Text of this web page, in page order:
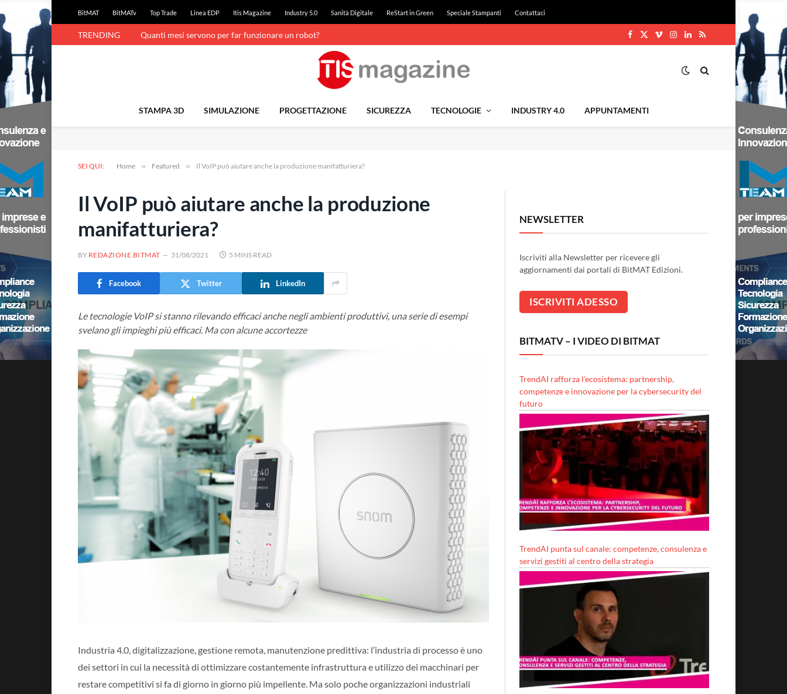
BitMAT BitMATv Top Trade Linea EDP Itis Magazine Industry 5.0 Sanità Digitale ReStart in Green Speciale Stampanti Contattaci
TRENDING Quanti mesi servono per far funzionare un robot?
Facebook
X
VimeoInstagram
LinkedIn
RSS
STAMPA 3D SIMULAZIONE PROGETTAZIONE SICUREZZA TECNOLOGIE INDUSTRY 4.0 APPUNTAMENTI
SEI QUI: Home » Featured » Il VoIP può aiutare anche la produzione manifatturiera?
Il VoIP può aiutare anche la produzione
manifatturiera?
BY REDAZIONE BITMAT 31/08/2021 5 MINS READ
Facebook Twitter LinkedIn
Le tecnologie VoIP si stanno rilevando efficaci anche negli ambienti produttivi, una serie di esempi
svelano gli impieghi più efficaci. Ma con alcune accortezze
Industria 4.0, digitalizzazione, gestione remota, manutenzione predittiva: l’industria di processo è uno
dei settori in cui la necessità di ottimizzare costantemente infrastruttura e utilizzo dei macchinari per
restare competitivi si fa di giorno in giorno più impellente. Ma solo poche organizzazioni industriali
NEWSLETTER
Iscriviti alla Newsletter per ricevere gli
aggiornamenti dai portali di BitMAT Edizioni.
BITMATV – I VIDEO DI BITMAT
TrendAI rafforza l’ecosistema: partnership,
competenze e innovazione per la cybersecurity del
futuro
TrendAI punta sul canale: competenze, consulenza e
servizi gestiti al centro della strategia